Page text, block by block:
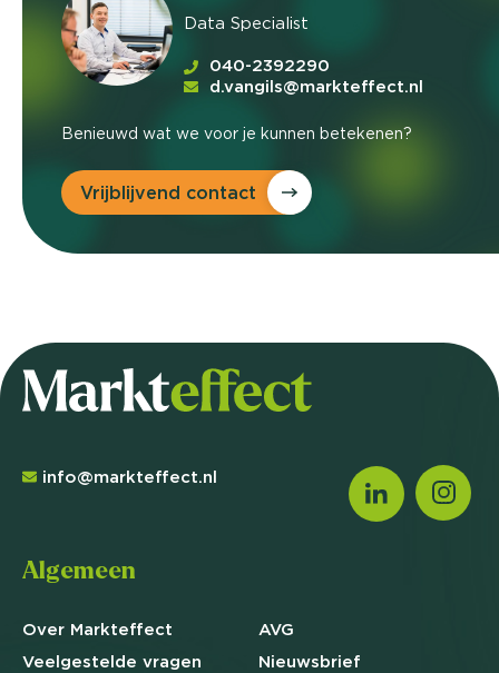
Data Specialist
040-2392290
d.vangils@markteffect.nl
Benieuwd wat we voor je kunnen betekenen?
Vrijblijvend contact
info@markteffect.nl
Algemeen
Over Markteffect
Veelgestelde vragen
AVG
Nieuwsbrief